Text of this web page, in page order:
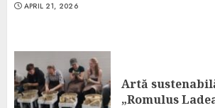
APRIL 21, 2026
Artă
„Romulus